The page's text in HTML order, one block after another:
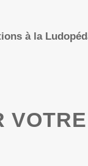
à la
VOTRE